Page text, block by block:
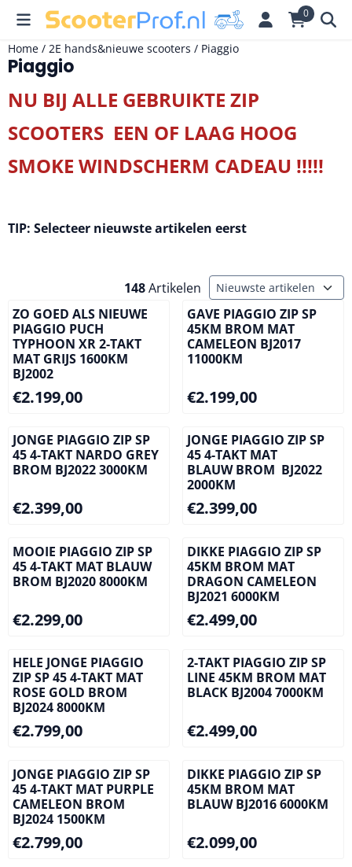
Cookievoorkeuren zijn momenteel gesloten. 0
Home / 2E hands&nieuwe scooters / Piaggio
Piaggio
NU BIJ ALLE GEBRUIKTE ZIP
SCOOTERS EEN OF LAAG HOOG
SMOKE WINDSCHERM CADEAU !!!!!
TIP: Selecteer nieuwste artikelen eerst
148Artikelen Sorteermethode
ZO GOED ALS NIEUWE
PIAGGIO PUCH
TYPHOON XR 2-TAKT
MAT GRIJS 1600KM
BJ2002
Prijs: 2 199,00
€2.199,00
GAVE PIAGGIO ZIP SP
45KM BROM MAT
CAMELEON BJ2017
11000KM
Prijs: 2 199,00
€2.199,00
JONGE PIAGGIO ZIP SP
45 4-TAKT NARDO GREY
BROM BJ2022 3000KM
Prijs: 2 399,00
€2.399,00
JONGE PIAGGIO ZIP SP
45 4-TAKT MAT
BLAUW BROM BJ2022
2000KM
Prijs: 2 399,00
€2.399,00
MOOIE PIAGGIO ZIP SP
45 4-TAKT MAT BLAUW
BROM BJ2020 8000KM
Prijs: 2 299,00
€2.299,00
DIKKE PIAGGIO ZIP SP
45KM BROM MAT
DRAGON CAMELEON
BJ2021 6000KM
Prijs: 2 499,00
€2.499,00
HELE JONGE PIAGGIO
ZIP SP 45 4-TAKT MAT
ROSE GOLD BROM
BJ2024 8000KM
Prijs: 2 799,00
€2.799,00
2-TAKT PIAGGIO ZIP SP
LINE 45KM BROM MAT
BLACK BJ2004 7000KM
Prijs: 2 499,00
€2.499,00
JONGE PIAGGIO ZIP SP
45 4-TAKT MAT PURPLE
CAMELEON BROM
BJ2024 1500KM
Prijs: 2 799,00
€2.799,00
DIKKE PIAGGIO ZIP SP
45KM BROM MAT
BLAUW BJ2016 6000KM
Prijs: 2 099,00
€2.099,00